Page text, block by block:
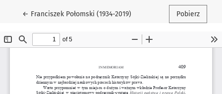
← Wróć do szczegółów artykułu
Franciszek Połomski (1934-2019) Pobierz